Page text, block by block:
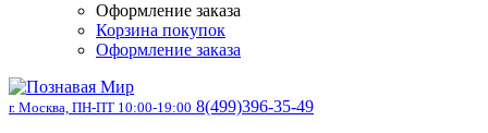
Оформление заказа
Корзина покупок
Оформление заказа
г. Москва, ПН-ПТ 10:00-19:00 8(499)396-35-49